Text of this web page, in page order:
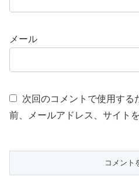
メール
次回のコメントで使用する
前、メールアドレス、サイト